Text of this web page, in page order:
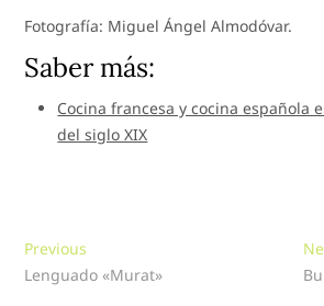
Fotografía: Miguel Ángel Almodóvar.
Saber más:
Cocina francesa y cocina española
del siglo XIX
Navegación
de
Previous
post:
Lenguado «Murat»